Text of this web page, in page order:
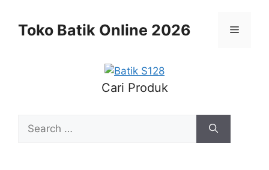
contentToko Batik Online 2026 Menu
Cari Produk
for: